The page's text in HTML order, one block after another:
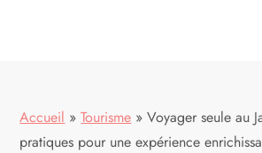
Accueil » Tourisme » Voyager seule au
pratiques pour une expérience